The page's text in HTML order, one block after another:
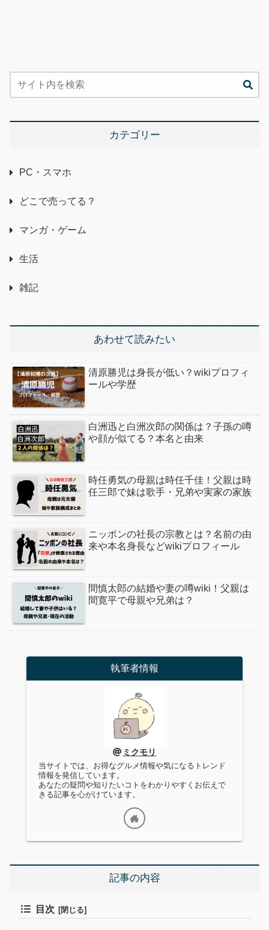
カテゴリー
PC・スマホ
どこで売ってる？
マンガ・ゲーム
生活
雑記
あわせて読みたい
清原勝児は身長が低い？wikiプロフィ
ールや学歴
白洲迅と白洲次郎の関係は？子孫の噂
や顔が似てる？本名と由来
時任勇気の母親は時任千佳！父親は時
任三郎で妹は歌手・兄弟や実家の家族
ニッポンの社長の宗教とは？名前の由
来や本名身長などwikiプロフィール
間慎太郎の結婚や妻の噂wiki！父親は
間寛平で母親や兄弟は？
執筆者情報
ミクモリ
当サイトでは、お得なグルメ情報や気になるトレンド
情報を発信しています。
あなたの疑問や知りたいコトをわかりやすくお伝えで
きる記事を心がけています。
記事の内容
目次